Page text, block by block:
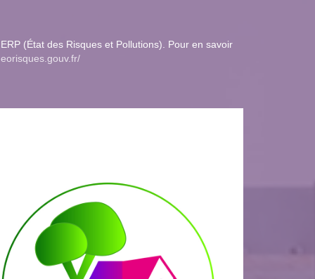
(État des Risques et Pollutions). Pour en savoir